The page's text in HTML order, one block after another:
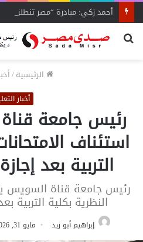
أحمد زكي: مبادرة “مصر تنطلق
بحث
الرئيسية/
أخبار
رئيس جامعة
استئناف
التربية بعد
رئيس جامعة قناة السويس
النظرية بكلية التربية
إبراهيم أبو زيد مايو 31, 2026